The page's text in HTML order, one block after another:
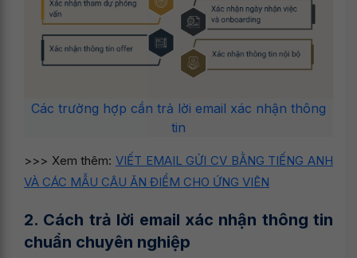
Các trường hợp cần trả lời email xác nhận thông
tin
>>> Xem thêm: VIẾT EMAIL GỬI CV BẰNG TIẾNG ANH
VÀ CÁC MẪU CÂU ĂN ĐIỂM CHO ỨNG VIÊN
2. Cách trả lời email xác nhận thông tin
chuẩn chuyên nghiệp